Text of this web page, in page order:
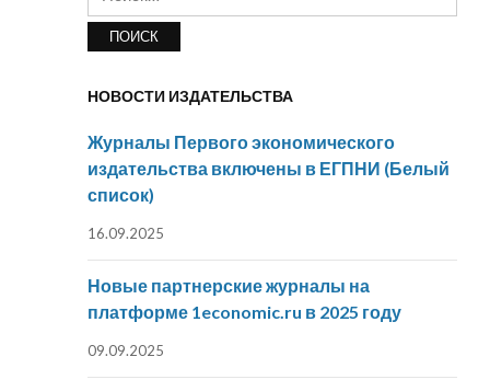
НОВОСТИ ИЗДАТЕЛЬСТВА
Журналы Первого экономического
издательства включены в ЕГПНИ (Белый
список)
16.09.2025
Новые партнерские журналы на
платформе 1economic.ru в 2025 году
09.09.2025